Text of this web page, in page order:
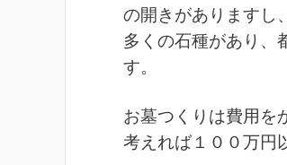
の開きがありますし
多くの石種があり、
す。
お墓つくりは費用を
考えれば１００万円